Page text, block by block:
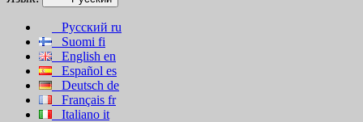
Русский ru
Suomi fi
English en
Español es
Deutsch de
Français fr
Italiano it